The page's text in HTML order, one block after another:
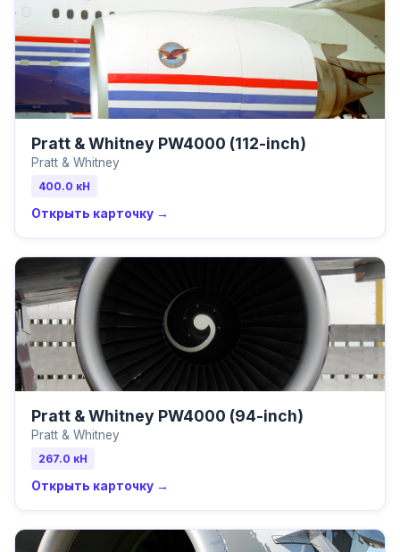
Pratt & Whitney PW4000 (112-inch)
Pratt & Whitney
400.0 кН
Открыть карточку →
Pratt & Whitney PW4000 (94-inch)
Pratt & Whitney
267.0 кН
Открыть карточку →